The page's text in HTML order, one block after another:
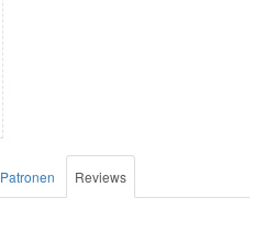
Patronen Reviews